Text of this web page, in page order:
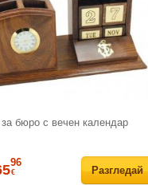
за бюро с вечен календар
Разгледай
96
€